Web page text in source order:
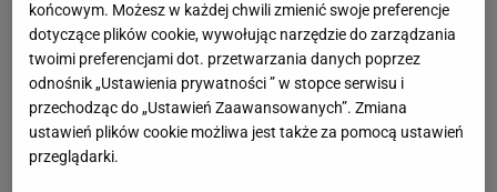
końcowym. Możesz w każdej chwili zmienić swoje preferencje
dotyczące plików cookie, wywołując narzędzie do zarządzania
twoimi preferencjami dot. przetwarzania danych poprzez
odnośnik „Ustawienia prywatności ” w stopce serwisu i
przechodząc do „Ustawień Zaawansowanych”. Zmiana
ustawień plików cookie możliwa jest także za pomocą ustawień
przeglądarki.